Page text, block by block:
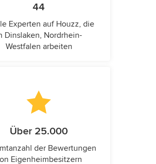
44
Experten auf Houzz, die
Dinslaken, Nordrhein-
Westfalen arbeiten
Über 25.000
der Bewertungen
Eigenheimbesitzern